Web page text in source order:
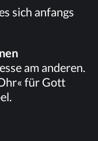
sich an­fangs
am an­de­ren.
für Gott